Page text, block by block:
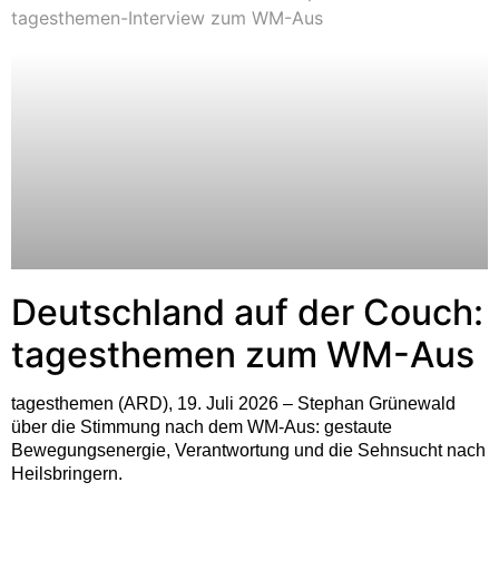
Deutschland auf der Couch:
tagesthemen zum WM-Aus
tagesthemen (ARD), 19. Juli 2026 – Stephan Grünewald
über die Stimmung nach dem WM-Aus: gestaute
Bewegungsenergie, Verantwortung und die Sehnsucht nach
Heilsbringern.